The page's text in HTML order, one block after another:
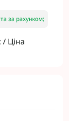
за рахунком;
Ціна